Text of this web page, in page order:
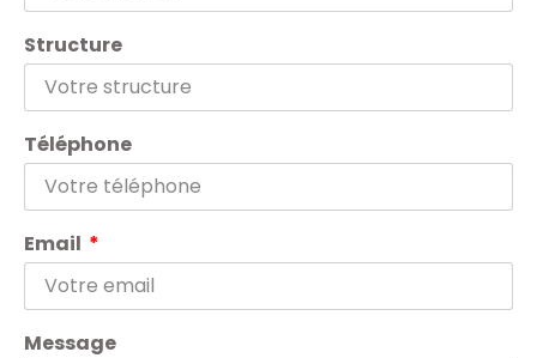
Structure
Téléphone
Email
Message